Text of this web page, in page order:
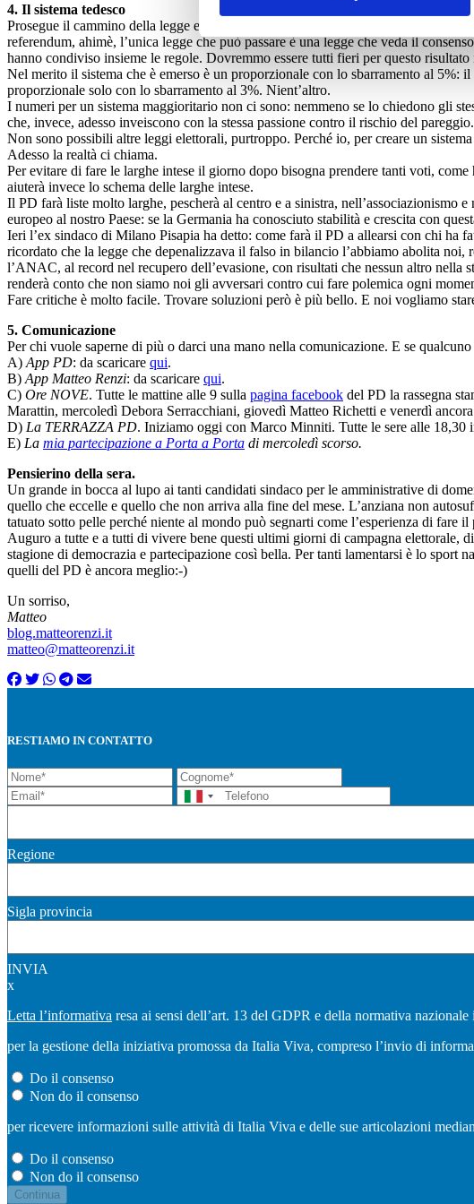
4. Il sistema tedesco
Prosegue il cammino della legge elettorale alla Camera. Ribadisco il concetto:
referendum, ahimè, l’unica legge che può passare è una legge che veda il
hanno condiviso insieme le regole. Dovremmo essere tutti fieri per questo
Nel merito il sistema che è emerso è un proporzionale con lo sbarramento al 5%:
proporzionale solo con lo sbarramento al 3%. Nient’altro.
I numeri per un sistema maggioritario non ci sono: nemmeno se lo chiedono gli
che, invece, adesso inveiscono con la stessa passione contro il rischio del pareggio.
Non sono possibili altre leggi elettorali, purtroppo. Perché io, per creare un
Adesso la realtà ci chiama.
Per evitare di fare le larghe intese il giorno dopo bisogna prendere tanti voti, come
aiuterà invece lo schema delle larghe intese.
Il PD farà liste molto larghe, pescherà al centro e a sinistra,
europeo al nostro Paese: se la Germania ha conosciuto stabilità e crescita con
Ieri l’ex sindaco di Milano Pisapia ha detto: come farà il PD a allearsi con chi ha
ricordato che la legge che depenalizzava il falso in bilancio l’abbiamo abolita
l’ANAC, al record nel recupero dell’evasione, con risultati che nessun altro nella
renderà conto che non siamo noi gli avversari contro cui fare polemica ogni
Fare critiche è molto facile. Trovare soluzioni però è più bello. E noi vogliamo
5. Comunicazione
Per chi vuole saperne di più o darci una mano nella comunicazione. E se
A) App PD: da scaricare qui.
B) App Matteo Renzi: da scaricare qui.
C) Ore NOVE. Tutte le mattine alle 9 sulla pagina facebook del PD la rassegna
Marattin, mercoledì Debora Serracchiani, giovedì Matteo Richetti e venerdì
D) La TERRAZZA PD. Iniziamo oggi con Marco Minniti. Tutte le sere alle 18,30
E) La mia partecipazione a Porta a Porta di mercoledì scorso.
Pensierino della sera.
Un grande in bocca al lupo ai tanti candidati sindaco per le amministrative di
quello che eccelle e quello che non arriva alla fine del mese. L’anziana non
tatuato sotto pelle perché niente al mondo può segnarti come l’esperienza di
Auguro a tutte e a tutti di vivere bene questi ultimi giorni di campagna elettorale,
stagione di democrazia e partecipazione così bella. Per tanti lamentarsi è lo
quelli del PD è ancora meglio:-)
Un sorriso,
Matteo
blog.matteorenzi.it
matteo@matteorenzi.it
RESTIAMO IN CONTATTO
Regione
Sigla provincia
INVIA
x
Letta l’informativa resa ai sensi dell’art. 13 del GDPR e della normativa
per la gestione della iniziativa promossa da Italia Viva, compreso l’invio di
Do il consenso
Non do il consenso
per ricevere informazioni sulle attività di Italia Viva e delle sue articolazioni
Do il consenso
Non do il consenso